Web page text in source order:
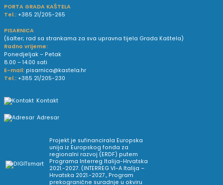
PORTA GRADA KAŠTELA
Tel.: +385 21/205-265
PISARNICA
(šalter; rad sa strankama za sva upravna tijela Grada Kaštela)
Radno vrijeme:
Ponedjeljak – Petak
8.00 – 14.00 sati
E-mail: pisarnica@kastela.hr
Tel.: +385 21/205-230
Kontakt
Adresar
Projekt je sufinancirala Europska
unija iz Europskog fonda za
regionalni razvoj (ERDF) putem
Programa Interreg Italija-Hrvatska
2021.-2027. (INTERREG VI-A Italija –
Hrvatska 2021.-2027., Program
prekogranične suradnje u okviru